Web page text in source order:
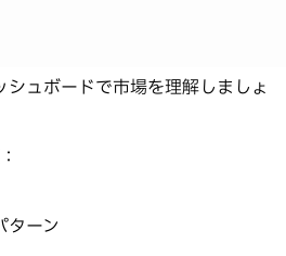
ュボードで市場を理解しましょ
ターン